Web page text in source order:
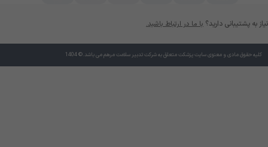
نیاز به پشتیبانی دارید؟ با ما در ارتباط باشید.
کلیه حقوق مادی و معنوی سایت پزشکت متعلق به شرکت تدبیر سلامت مرهم می باشد.© 1404